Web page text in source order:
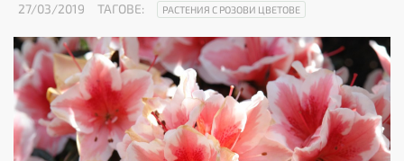
27/03/2019 ТАГОВЕ: РАСТЕНИЯ С РОЗОВИ ЦВЕТОВЕ